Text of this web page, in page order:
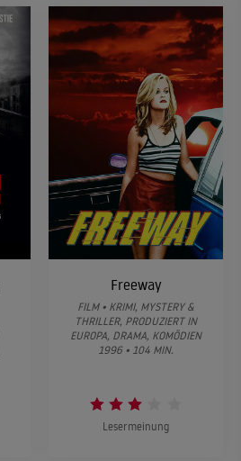
Freeway
FILM • KRIMI, MYSTERY &
THRILLER, PRODUZIERT IN
EUROPA, DRAMA, KOMÖDIEN
1996 • 104 MIN.
Lesermeinung